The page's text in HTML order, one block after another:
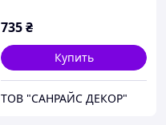
735₴
Купить
ТОВ "САНРАЙС ДЕКОР"